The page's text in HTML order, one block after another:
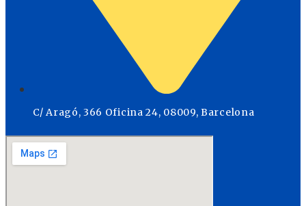
C/ Aragó, 366 Oficina 24, 08009, Barcelona